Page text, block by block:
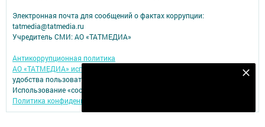
Электронная почта для сообщений о фактах коррупции:
tatmedia@tatmedia.ru
Учредитель СМИ: АО «ТАТМЕДИА»
Антикоррупционная политика
АО «ТАТМЕДИА» использует «cookie»
для персонализации сервисов и
удобства пользователей сайтом.
Использование «cookie» можно отменить в настройках браузера.
Политика конфиденциальности